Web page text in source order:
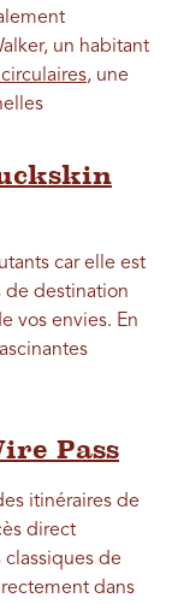
un habitant
, une
car elle est
de destination
vos envies. En
Pass
itinéraires de
direct
de
dans